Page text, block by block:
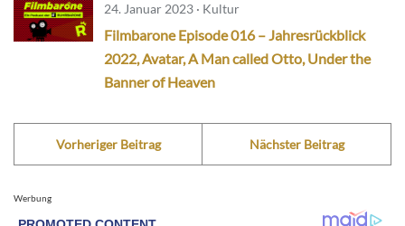
24. Januar 2023 · Kultur
Filmbarone Episode 016 – Jahresrückblick
2022, Avatar, A Man called Otto, Under the
Banner of Heaven
Vorheriger Beitrag Nächster Beitrag
Werbung